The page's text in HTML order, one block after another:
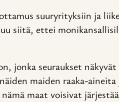
suuryrityksiin ja
siitä, ettei
jonka seuraukset näkyvät
maiden raaka-aineita
maat voisivat järjestää